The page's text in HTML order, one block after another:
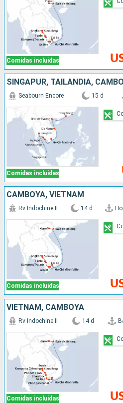
Comidas incluidas
Comidas incluidas
Seabourn Encore 15 d
CAMBOYA, VIETNAM
Comidas incluidas
Rv Indochine II 14 d
VIETNAM, CAMBOYA
Comidas incluidas
Rv Indochine II 14 d